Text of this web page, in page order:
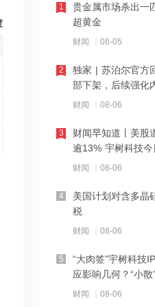
梅卡曼德机器人港
佰维存储：控股子
Schroders PLC减
阿里健康：将于9
The Goldman
1084.87港元
贵金属市场杀出一
超黄金
财闻 08-05
1
独家 | 苏泊尔官方
部下架，后续强化
财闻 08-06
2
财闻早知道丨美股
逾13% 宇树科技
财闻 08-06
3
美国计划对含多晶
税
财闻 08-06
4
“大肉签”宇树科技
应影响几何？“小
与？
财闻 08-06
5